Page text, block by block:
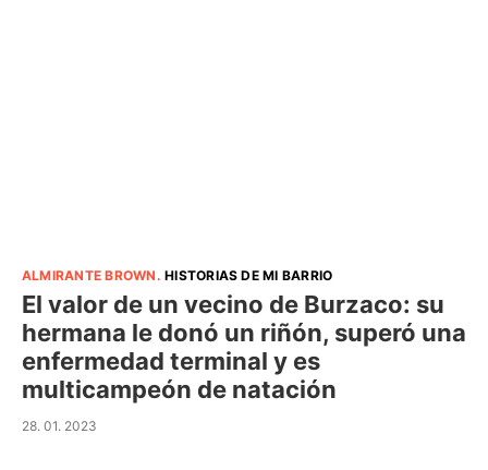
ALMIRANTE BROWN .HISTORIAS DE MI BARRIO
El valor de un vecino de Burzaco: su
hermana le donó un riñón, superó una
enfermedad terminal y es
multicampeón de natación
28. 01. 2023